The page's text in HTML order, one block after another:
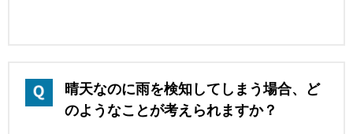
晴天なのに雨を検知してしまう場合、ど
のようなことが考えられますか？